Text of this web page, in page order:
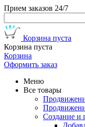
Прием заказов 24/7
Корзина пуста
Корзина пуста
Корзина
Оформить заказ
Меню
Все товары
Создание и